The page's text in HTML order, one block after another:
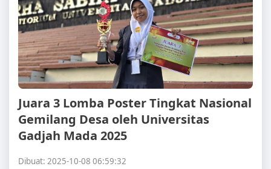
Juara 3 Lomba Poster Tingkat Nasional
Gemilang Desa oleh Universitas
Gadjah Mada 2025
Dibuat: 2025-10-08 06:59:32